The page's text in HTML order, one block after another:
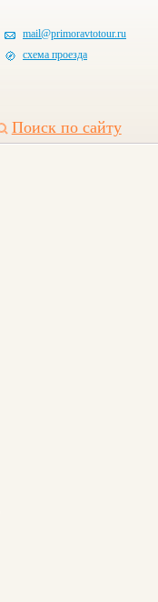
mail@primoravtotour.ru
схема проезда
Поиск по сайту